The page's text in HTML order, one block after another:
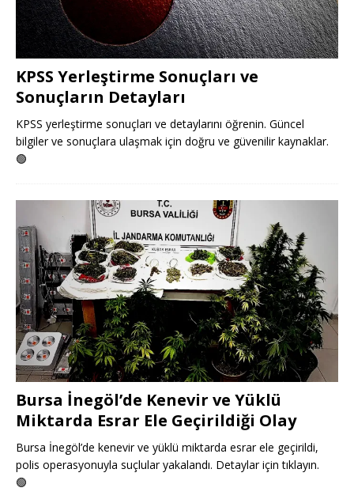
KPSS Yerleştirme Sonuçları ve
Sonuçların Detayları
KPSS yerleştirme sonuçları ve detaylarını öğrenin. Güncel
bilgiler ve sonuçlara ulaşmak için doğru ve güvenilir kaynaklar.
🟢
Bursa İnegöl’de Kenevir ve Yüklü
Miktarda Esrar Ele Geçirildiği Olay
Bursa İnegöl’de kenevir ve yüklü miktarda esrar ele geçirildi,
polis operasyonuyla suçlular yakalandı. Detaylar için tıklayın.
🟢